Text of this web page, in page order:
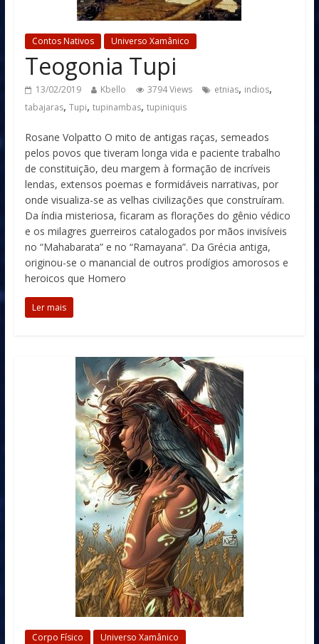
Contos Nativos Universo Xamânico
Teogonia Tupi
13/02/2019 Kbello 3794 Views etnias, indios,
tabajaras, Tupi, tupinambas, tupiniquis
Rosane Volpatto O mito de antigas raças, semeados
pelos povos que tiveram longa vida e paciente trabalho
de constituição, deu margem à formação de incríveis
lendas, extensos poemas e formidáveis narrativas, por
onde visualiza-se as velhas civilizações que construíram.
Da índia misteriosa, ficaram as florações do gênio védico
e os milagres guerreiros catalogados por mãos invisíveis
no “Mahabarata” e no “Ramayana”. Da Grécia antiga,
originou-se o manancial de outros prodígios amorosos e
heroicos que Homero
Ler mais
Corpo Físico Universo Xamânico